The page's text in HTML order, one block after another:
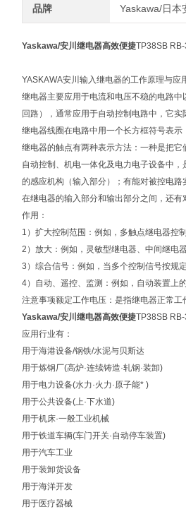
品牌 Yaskawa/日本
Yaskawa/安川继电器高效便捷TP38SB
YASKAWA安川输入继电器的工作原理与应
继电器主要应用于电流和电压不稳的电路
回路），通常应用于自动控制电路中，它
继电器线圈在电路中用一个长方框符号表示
继电器的触点有两种表示方法：一种是把
自动控制、机电一体化及电力电子设备中
的感应机构（输入部分）；有能对被控电路
在继电器的输入部分和输出部分之间，还
作用：
1）扩大控制范围：例如，多触点继电器控
2）放大：例如，灵敏型继电器、中间继电
3）综合信号：例如，当多个控制信号按规
4）自动、遥控、监测：例如，自动装置上
注意事项额定工作电压：是指继电器正常
Yaskawa/安川继电器高效便捷TP38SB
应用行业有：
用于海港设备/钢铁/水泥与贝斯达
用于炼钢厂(高炉·连续铸造·轧钢·装卸)
用于电力设备(水力·火力·原子能* )
用于公共设备(上·下水道)
用于机床·一般工业机械
用于铁道车辆(车门开关·自动停车装置)
用于汽车工业
用于装卸货设备
用于海洋开发
用于医疗器械